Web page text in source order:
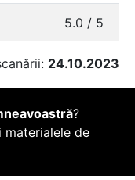
5.0 / 5
24.10.2023
?
materialele de